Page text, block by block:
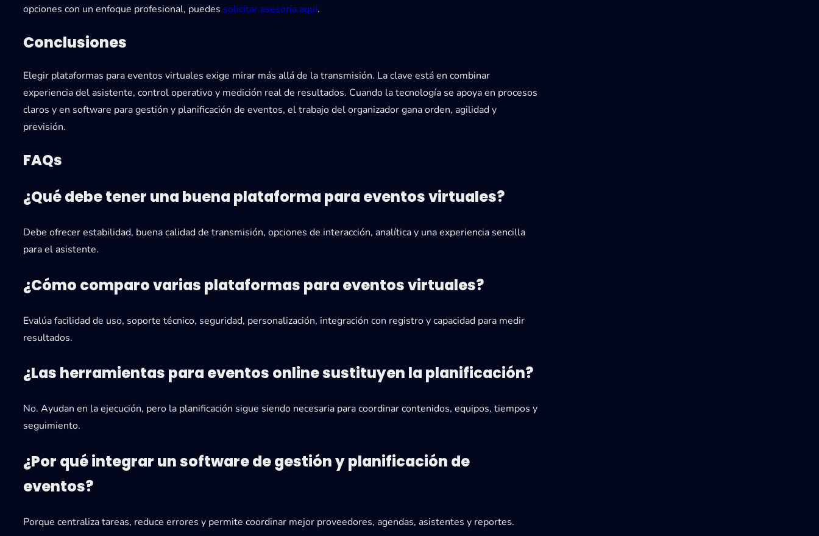
opciones con un enfoque profesional, puedes solicitar asesoría aquí.
Conclusiones
Elegir plataformas para eventos virtuales exige mirar más allá de la transmisión. La clave está en combinar
experiencia del asistente, control operativo y medición real de resultados. Cuando la tecnología se apoya en procesos
claros y en software para gestión y planificación de eventos, el trabajo del organizador gana orden, agilidad y
previsión.
FAQs
¿Qué debe tener una buena plataforma para eventos virtuales?
Debe ofrecer estabilidad, buena calidad de transmisión, opciones de interacción, analítica y una experiencia sencilla
para el asistente.
¿Cómo comparo varias plataformas para eventos virtuales?
Evalúa facilidad de uso, soporte técnico, seguridad, personalización, integración con registro y capacidad para medir
resultados.
¿Las herramientas para eventos online sustituyen la planificación?
No. Ayudan en la ejecución, pero la planificación sigue siendo necesaria para coordinar contenidos, equipos, tiempos y
seguimiento.
¿Por qué integrar un software de gestión y planificación de
eventos?
Porque centraliza tareas, reduce errores y permite coordinar mejor proveedores, agendas, asistentes y reportes.